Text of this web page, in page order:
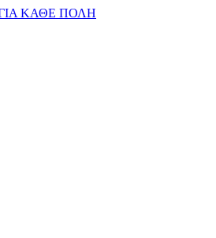
ΚΑΘΕ ΠΟΛΗ